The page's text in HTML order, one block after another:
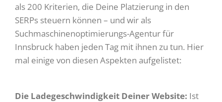
als 200 Kriterien, die Deine Platzierung in den
SERPs steuern können – und wir als
Suchmaschinenoptimierungs-Agentur für
Innsbruck haben jeden Tag mit ihnen zu tun. Hier
mal einige von diesen Aspekten aufgelistet:
Die Ladegeschwindigkeit Deiner Website: Ist